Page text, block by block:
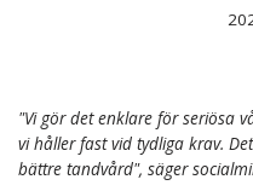
"Vi gör det enklare för seriösa
vi håller fast vid tydliga krav.
bättre tandvård", säger